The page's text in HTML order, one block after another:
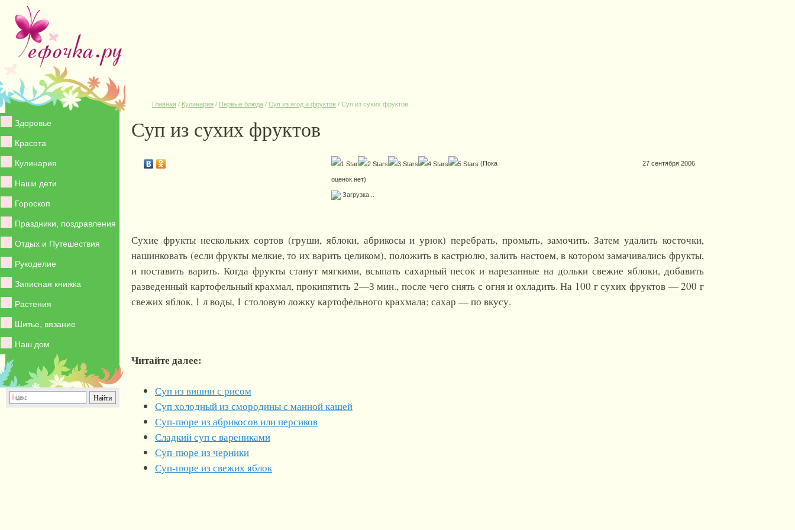
Здоровье
Красота
Кулинария
Наши дети
Гороскоп
Праздники, поздравления
Отдых и Путешествия
Рукоделие
Записная книжка
Растения
Шитье, вязание
Наш дом
Главная / Кулинария / Первые блюда / Суп из ягод и фруктов / Суп из сухих фруктов
Суп из сухих фруктов
(Пока
оценок нет)
Загрузка...
27 сентября 2006
Сухие фрукты нескольких сортов (груши, яблоки, абрикосы и урюк) перебрать, промыть, замочить. Затем удалить косточки,
нашинковать (если фрукты мелкие, то их варить целиком), положить в кастрюлю, залить настоем, в котором замачивались фрукты,
и поставить варить. Когда фрукты станут мягкими, всыпать сахарный песок и нарезанные на дольки свежие яблоки, добавить
разведенный картофельный крахмал, прокипятить 2—З мин., после чего снять с огня и охладить. На 100 гсухих фруктов —200 г
свежих яблок, 1 лводы, 1 столовую ложку картофельного крахмала; сахар — по вкусу.
Читайте далее:
Суп из вишни с рисом
Суп холодный из смородины с манной кашей
Суп-пюре из абрикосов или персиков
Сладкий суп с варениками
Суп-пюре из черники
Суп-пюре из свежих яблок